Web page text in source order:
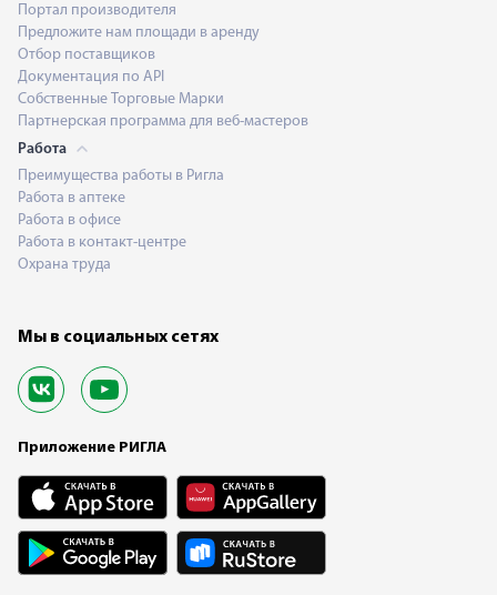
Портал производителя
Предложите нам площади в аренду
Отбор поставщиков
Документация по API
Собственные Торговые Марки
Партнерская программа для веб-мастеров
Работа
Преимущества работы в Ригла
Работа в аптеке
Работа в офисе
Работа в контакт-центре
Охрана труда
Мы в социальных сетях
Приложение РИГЛА